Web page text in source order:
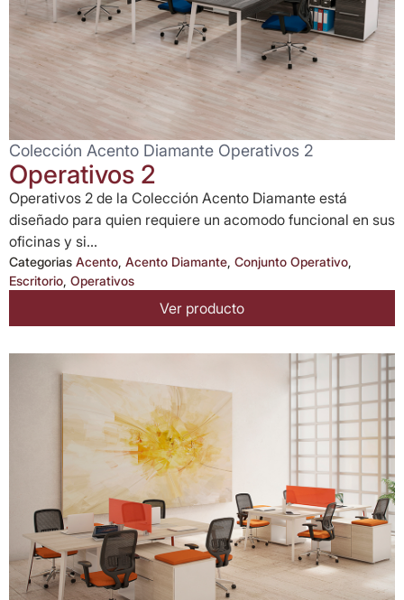
Colección Acento Diamante Operativos 2
Operativos 2
Operativos 2 de la Colección Acento Diamante está
diseñado para quien requiere un acomodo funcional en sus
oficinas y si...
Categorias Acento, Acento Diamante, Conjunto Operativo,
Escritorio, Operativos
Ver producto